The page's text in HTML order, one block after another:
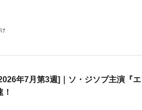
年7月第3週]｜ソ・ジソブ主演『エ